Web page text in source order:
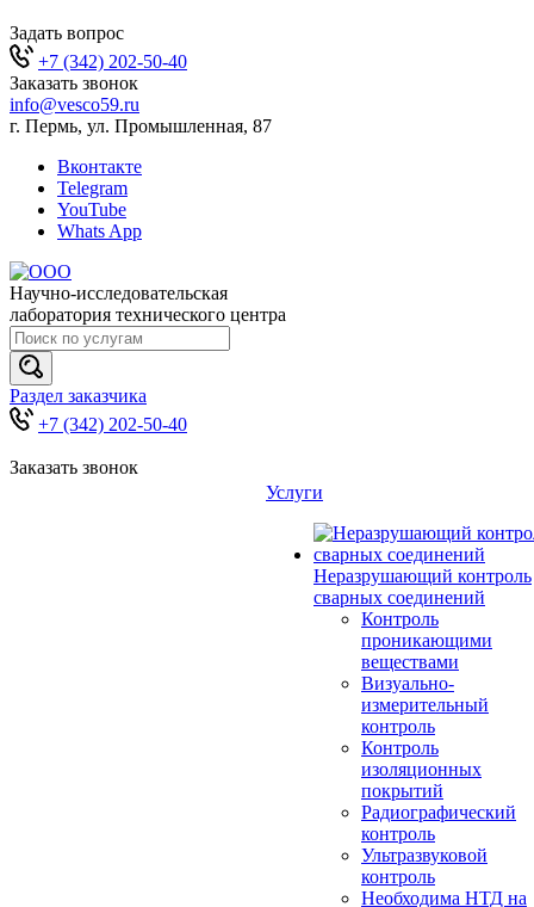
Задать вопрос
+7 (342) 202-50-40
Заказать звонок
info@vesco59.ru
г. Пермь, ул. Промышленная, 87
Вконтакте
Telegram
YouTube
Whats App
Научно-исследовательская
лаборатория технического центра
Раздел заказчика
+7 (342) 202-50-40
Заказать звонок
Услуги
Неразрушающий контроль
сварных соединений
Контроль
проникающими
веществами
Визуально-
измерительный
контроль
Контроль
изоляционных
покрытий
Радиографический
контроль
Ультразвуковой
контроль
Необходима НТД на